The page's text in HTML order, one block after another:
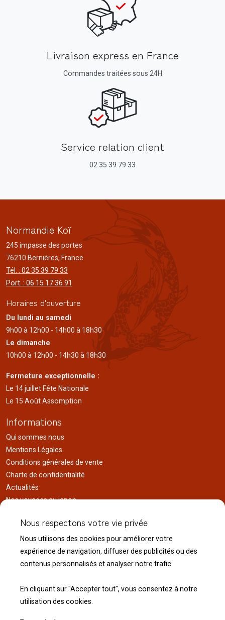
Livraison express en France
Commandes traitées sous 24H
Service relation client
02 35 39 79 33
Normandie Koï
245 impasse des portes
76210 Bernières, France
Tél. : 02 35 39 79 33
Port. : 06 15 17 36 91
Horaires d'ouverture
Du lundi au samedi
9h00 à 12h00 - 14h00 à 18h30
Le dimanche
10h00 à 12h00 - 14h30 à 18h30
Fermeture exceptionnelle :
Le 14 juillet Fête Nationale
Le 15 Août Assomption
Informations
Qui sommes nous
Mentions Légales
Conditions générales de vente
Charte de confidentialité
Actualités
Nos voyages au japon
Liens utiles
Service client
Nous contacter
Modalité de retour
Nous respectons votre vie privée
Nous utilisons des cookies pour améliorer votre
expérience de navigation, diffuser des publicités ou des
contenus personnalisés et analyser notre trafic.
En cliquant sur "Accepter tout", vous consentez à notre
utilisation des cookies.